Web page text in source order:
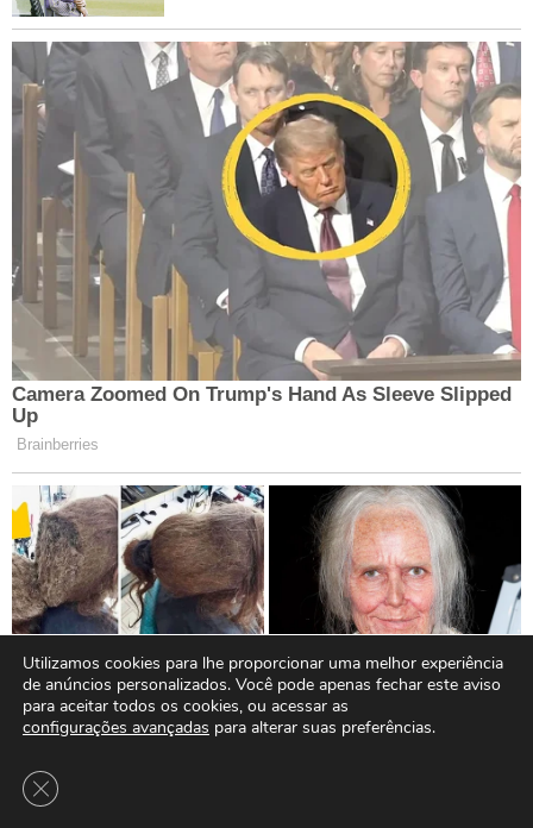
Utilizamos cookies para lhe proporcionar uma melhor experiência
de anúncios personalizados. Você pode apenas fechar este aviso
para aceitar todos os cookies, ou acessar as
configurações avançadas para alterar suas preferências.
Close GDPR Cookie Banner